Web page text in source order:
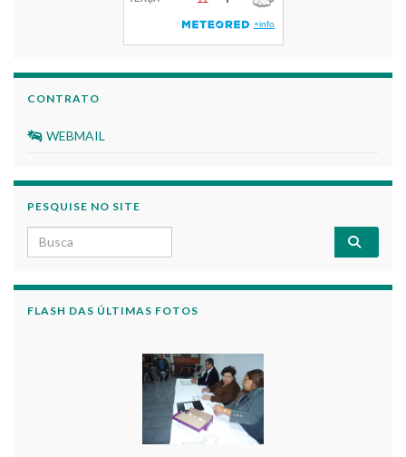
CONTRATO
WEBMAIL
PESQUISE NO SITE
Search for:
FLASH DAS ÚLTIMAS FOTOS